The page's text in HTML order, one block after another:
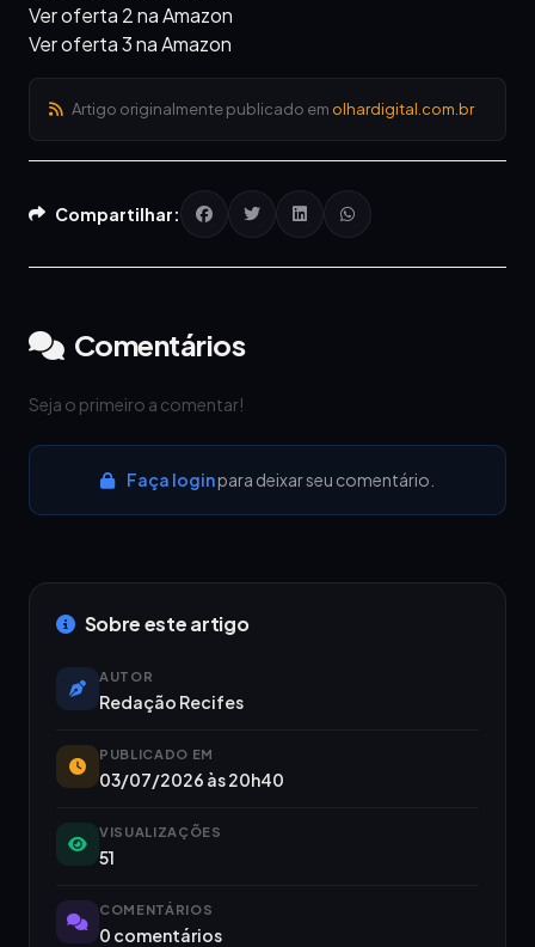
Ver oferta 2 na Amazon
Ver oferta 3 na Amazon
Artigo originalmente publicado em olhardigital.com.br
Compartilhar:
Comentários
Seja o primeiro a comentar!
Faça loginpara deixar seu comentário.
Sobre este artigo
AUTOR
Redação Recifes
PUBLICADO EM
03/07/2026 às 20h40
VISUALIZAÇÕES
51
COMENTÁRIOS
0 comentários